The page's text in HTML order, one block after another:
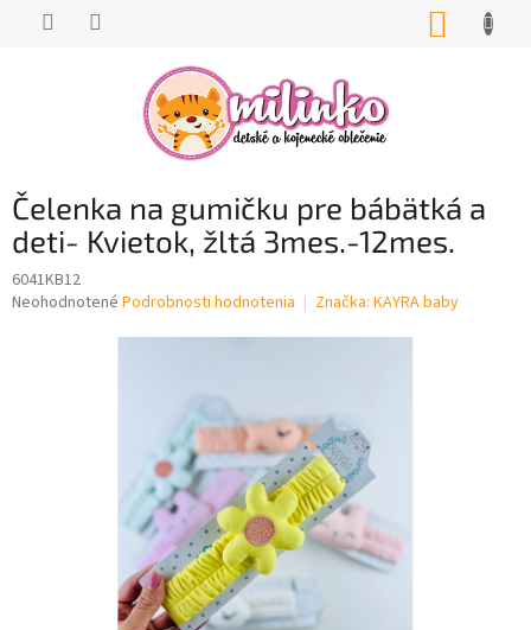
Čelenka na gumičku pre bábätká a
deti- Kvietok, žltá 3mes.-12mes.
6041KB12
Priemerné
Neohodnotené Podrobnosti hodnotenia Značka: KAYRA baby